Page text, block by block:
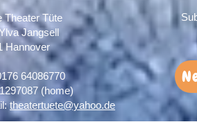
Theater Tüte
Jangsell
Hannover​
64086770
(home)
theatertuete@yahoo.de